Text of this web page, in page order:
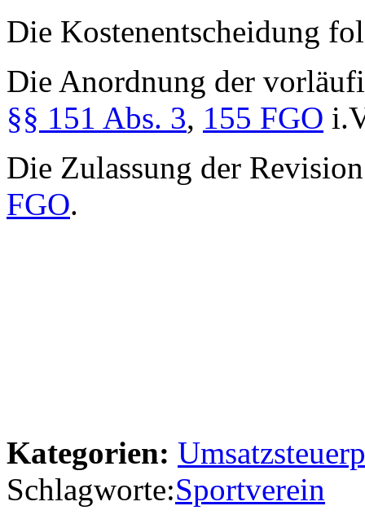
Die Kostenentscheidung
Die Anordnung der
§§ 151 Abs. 3, 155 FGO
Die Zulassung der
FGO.
Kategorien:
Schlagworte:Sportverein